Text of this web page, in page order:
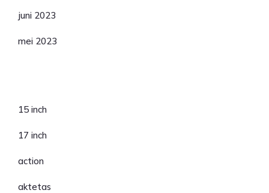
juni 2023
mei 2023
15 inch
17 inch
action
aktetas